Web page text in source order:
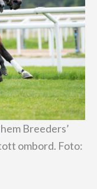
Breeders’
ombord. Foto: